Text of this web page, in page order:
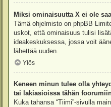
Miksi ominaisuutta X ei ole
Tämä ohjelmisto on phpBB
uskot, että ominaisuus tulisi
ideakeskuksessa , jossa voit
lähettää uuden.
Ylös
Keneen minun tulee olla
tai lakiasioissa tähän
Kuka tahansa “Tiimi”-sivulla